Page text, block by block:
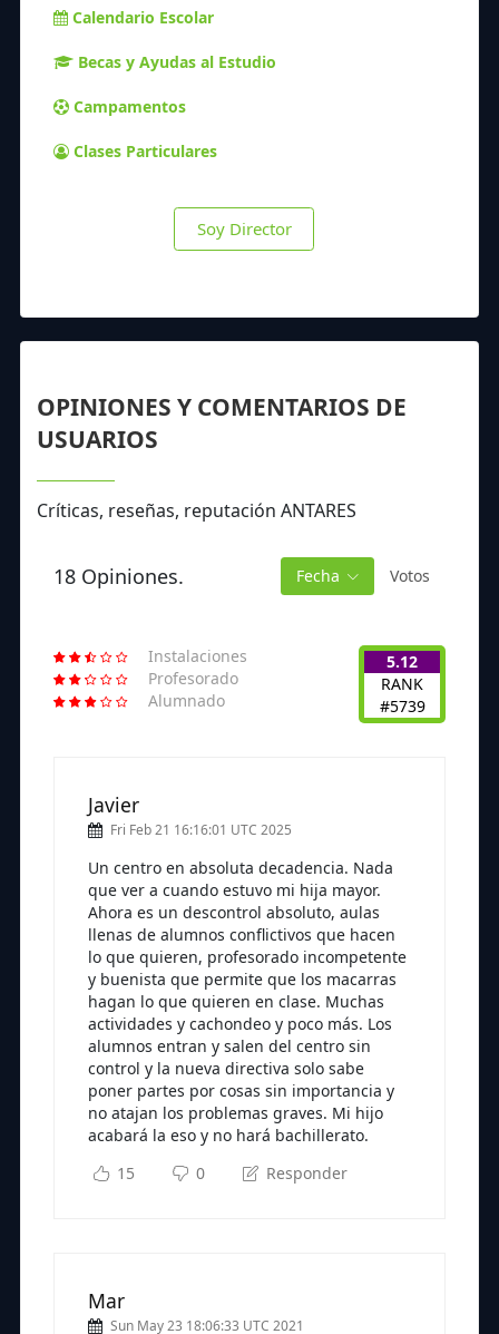
Calendario Escolar
Becas y Ayudas al Estudio
Campamentos
Clases Particulares
Soy Director
OPINIONES Y COMENTARIOS DE
USUARIOS
Críticas, reseñas, reputación ANTARES
18 Opiniones. Fecha Votos
Instalaciones
Profesorado
Alumnado
5.12
RANK
#5739
Javier
Fri Feb 21 16:16:01 UTC 2025
Un centro en absoluta decadencia. Nada
que ver a cuando estuvo mi hija mayor.
Ahora es un descontrol absoluto, aulas
llenas de alumnos conflictivos que hacen
lo que quieren, profesorado incompetente
y buenista que permite que los macarras
hagan lo que quieren en clase. Muchas
actividades y cachondeo y poco más. Los
alumnos entran y salen del centro sin
control y la nueva directiva solo sabe
poner partes por cosas sin importancia y
no atajan los problemas graves. Mi hijo
acabará la eso y no hará bachillerato.
15
0 Responder
Mar
Sun May 23 18:06:33 UTC 2021